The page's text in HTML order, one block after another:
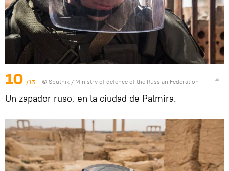
10 /13 © Sputnik / Ministry of defence of the Russian Federation
Un zapador ruso, en la ciudad de Palmira.